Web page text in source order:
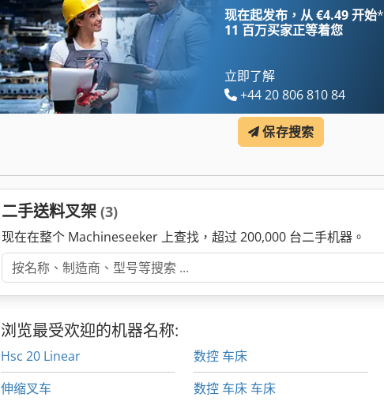
现在起发布，从 €4.49 开始*
11 百万买家正等着您
立即了解
+44 20 806 810 84
保存搜索
二手送料叉架 (3)
现在在整个 Machineseeker 上查找，超过 200,000 台二手机器。
浏览最受欢迎的机器名称:
Hsc 20 Linear
伸缩叉车
数控 车床
数控 车床 车床